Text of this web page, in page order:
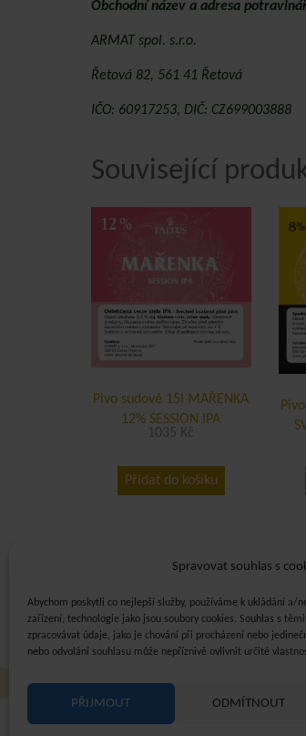
Spravovat souhlas s
Abychom poskytli co nejlepší služby, používáme k ukládání a/
zařízení, technologie jako jsou soubory cookies. Souhlas s
zpracovávat údaje, jako je chování při procházení nebo
nebo odvolání souhlasu může nepříznivě ovlivnit určité
PŘIJMOUT ODMÍTNOUT
Obchodní název a adresa
ARMAT spol. s.r.o.
Řetová 82, 561 41 Řetová
IČO: 60917253, DIČ: CZ699003888
Související
Pivo sudové 15l MAŘENKA
12% SESSION IPA
1035 Kč
Přidat do košíku
Obchodní podmínky